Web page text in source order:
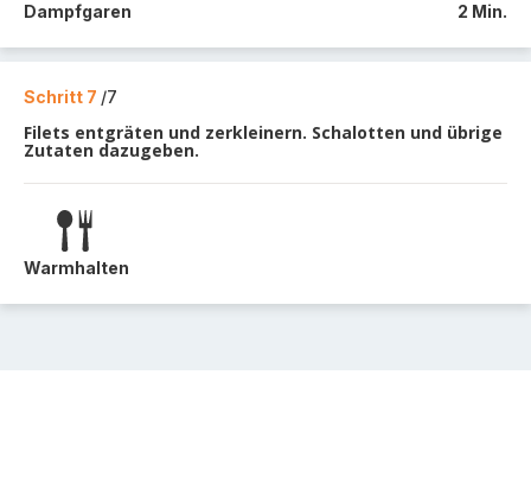
Dampfgaren 2 Min.
Schritt 7 /7
Filets entgräten und zerkleinern. Schalotten und übrige
Zutaten dazugeben.
Warmhalten